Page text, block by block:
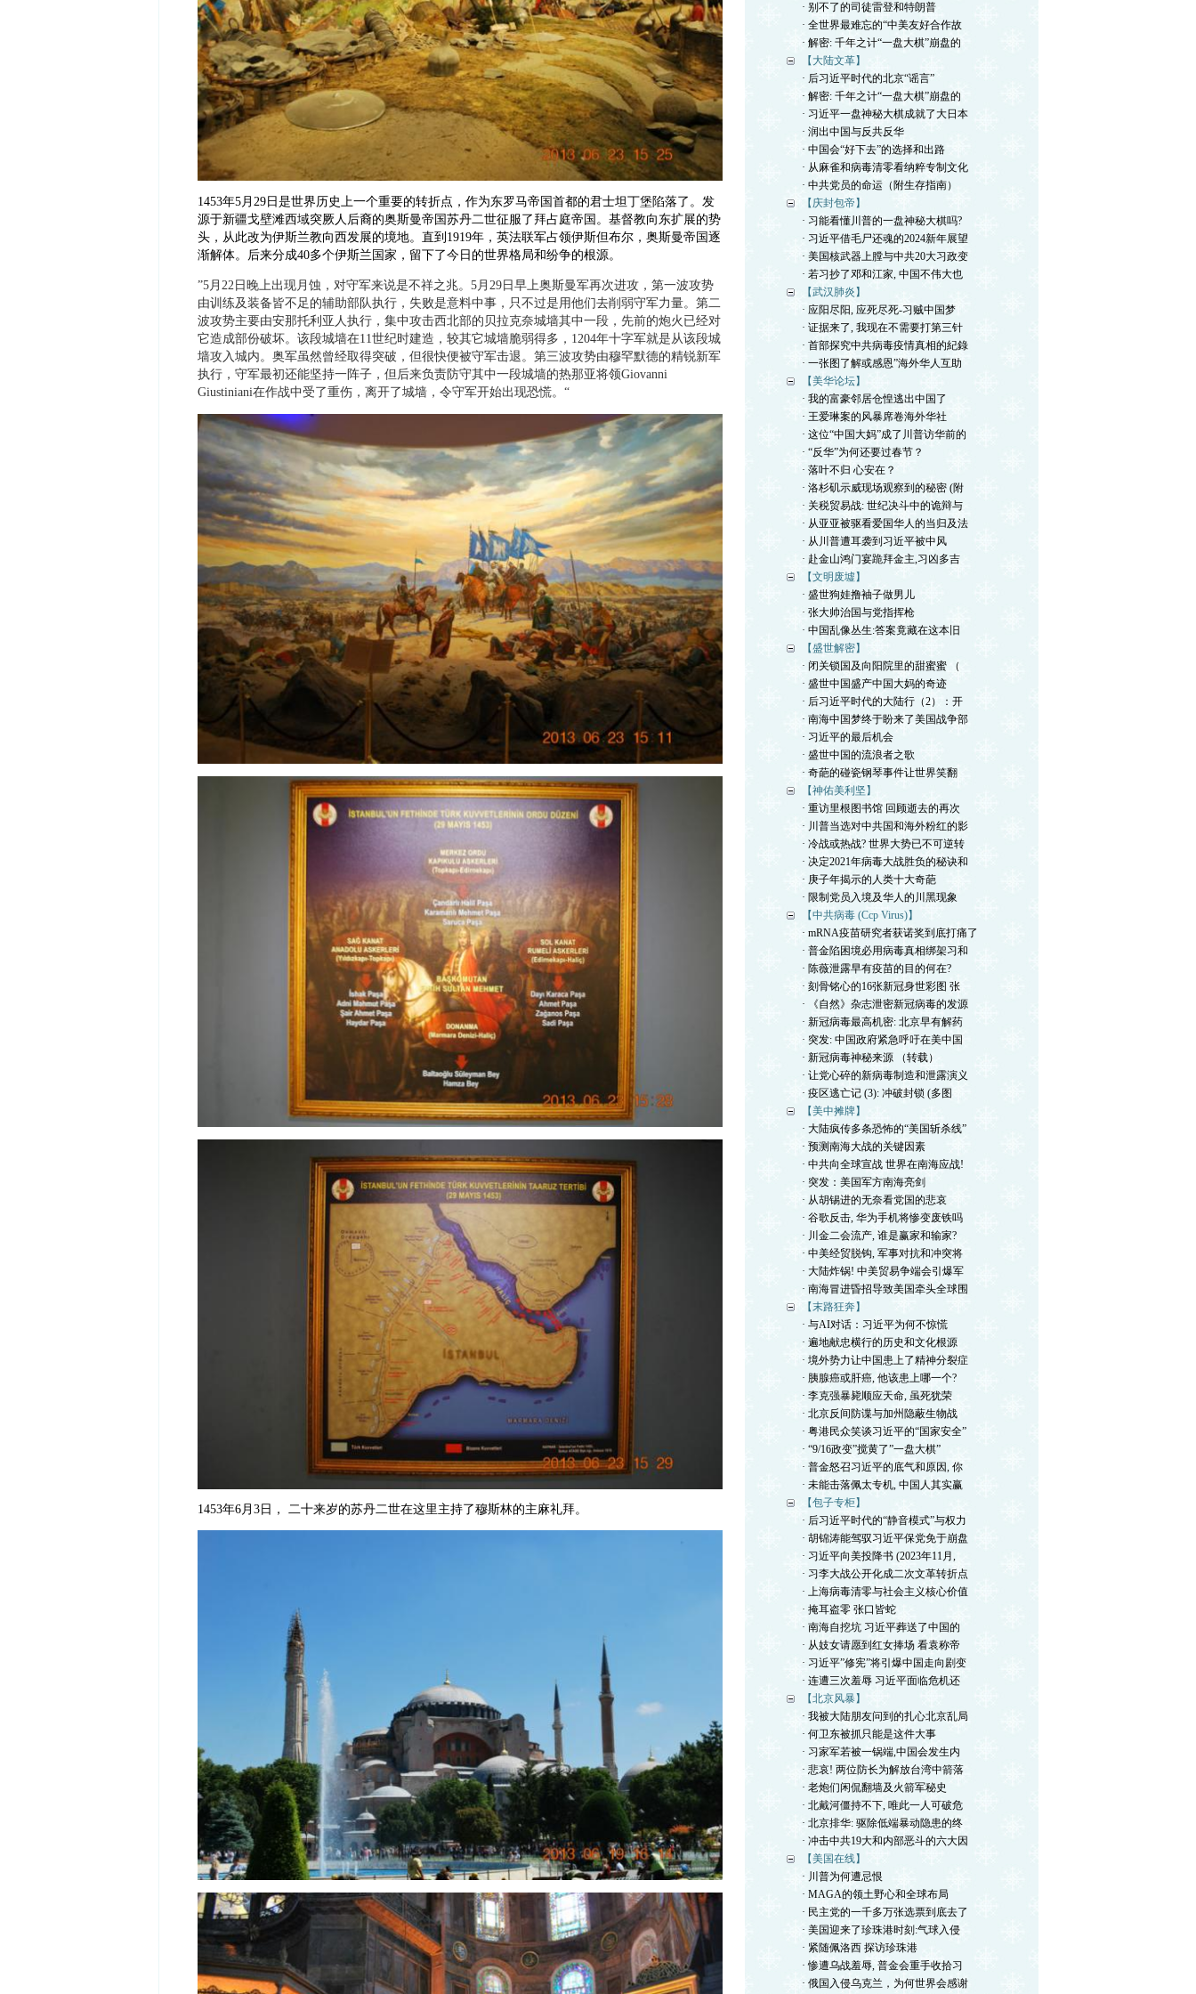
1453年5月 29日是世界历史上一个重要的转折点，作为东罗马帝国首都的君士坦丁堡陷落了。发
源于新疆戈壁滩西域突厥人后裔的奥斯曼帝国苏丹二世征服了拜占庭帝国。基督教向东扩展的势
头，从此改为伊斯兰教向西发展的境地。直到 1919年，英法联军占领伊斯但布尔，奥斯曼帝国逐
渐解体。后来分成40多个伊斯兰国家，留下了今日的世界格局和纷争的根源。
”5月 22 日晚上出现月蚀，对守军来说是不祥之兆。 5月 29日早上奥斯曼军再次进攻，第一波攻势
由训练及装备皆不足的辅助部队执行，失败是意料中事，只不过是用他们去削弱守军力量。第二
波攻势主要由安那托利亚人执行，集中攻击西北部的贝拉克奈城墙其中一段，先前的炮火已经对
它造成部份破坏。该段城墙在11 世纪时建造，较其它城墙脆弱得多， 1204年十字军就是从该段城
墙攻入城内。奥军虽然曾经取得突破，但很快便被守军击退。第三波攻势由穆罕默德的精锐新军
执行，守军最初还能坚持一阵子，但后来负责防守其中一段城墙的热那亚将领Giovanni
Giustiniani在作战中受了重伤，离开了城墙，令守军开始出现恐慌。 “
1453年6月 3日， 二十来岁的苏丹二世在这里主持了穆斯林的主麻礼拜。
· 别不了的司徒雷登和特朗普
· 全世界最难忘的“中美友好合作故
· 解密: 千年之计“一盘大棋”崩盘的
【大陆文革】
· 后习近平时代的北京“谣言”
· 解密: 千年之计“一盘大棋”崩盘的
· 习近平一盘神秘大棋成就了大日本
· 润出中国与反共反华
· 中国会“好下去”的选择和出路
· 从麻雀和病毒清零看纳粹专制文化
· 中共党员的命运（附生存指南）
【庆封包帝】
· 习能看懂川普的一盘神秘大棋吗?
· 习近平借毛尸还魂的2024新年展望
· 美国核武器上膛与中共20大习政变
· 若习抄了邓和江家, 中国不伟大也
【武汉肺炎】
· 应阳尽阳, 应死尽死-习贼中国梦
· 证据来了, 我现在不需要打第三针
· 首部探究中共病毒疫情真相的紀錄
· 一张图了解或感恩”海外华人互助
【美华论坛】
· 我的富豪邻居仓惶逃出中国了
· 王爱琳案的风暴席卷海外华社
· 这位“中国大妈”成了川普访华前的
· “反华”为何还要过春节？
· 落叶不归 心安在？
· 洛杉矶示威现场观察到的秘密 (附
· 关税贸易战: 世纪决斗中的诡辩与
· 从亚亚被驱看爱国华人的当归及法
· 从川普遭耳袭到习近平被中风
· 赴金山鸿门宴跪拜金主,习凶多吉
【文明废墟】
· 盛世狗娃撸袖子做男儿
· 张大帅治国与党指挥枪
· 中国乱像丛生:答案竟藏在这本旧
【盛世解密】
· 闭关锁国及向阳院里的甜蜜蜜 （
· 盛世中国盛产中国大妈的奇迹
· 后习近平时代的大陆行（2）：开
· 南海中国梦终于盼来了美国战争部
· 习近平的最后机会
· 盛世中国的流浪者之歌
· 奇葩的碰瓷钢琴事件让世界笑翻
【神佑美利坚】
· 重访里根图书馆 回顾逝去的再次
· 川普当选对中共国和海外粉红的影
· 冷战或热战? 世界大势已不可逆转
· 决定2021年病毒大战胜负的秘诀和
· 庚子年揭示的人类十大奇葩
· 限制党员入境及华人的川黑现象
【中共病毒 (Ccp Virus)】
· mRNA疫苗研究者获诺奖到底打痛了
· 普金陷困境必用病毒真相绑架习和
· 陈薇泄露早有疫苗的目的何在?
· 刻骨铭心的16张新冠身世彩图 张
· 《自然》杂志泄密新冠病毒的发源
· 新冠病毒最高机密: 北京早有解药
· 突发: 中国政府紧急呼吁在美中国
· 新冠病毒神秘来源 （转载）
· 让党心碎的新病毒制造和泄露演义
· 疫区逃亡记 (3): 冲破封锁 (多图
【美中摊牌】
· 大陆疯传多条恐怖的“美国斩杀线”
· 预测南海大战的关键因素
· 中共向全球宣战 世界在南海应战!
· 突发：美国军方南海亮剑
· 从胡锡进的无奈看党国的悲哀
· 谷歌反击, 华为手机将惨变废铁吗
· 川金二会流产, 谁是赢家和输家?
· 中美经贸脱钩, 军事对抗和冲突将
· 大陆炸锅! 中美贸易争端会引爆军
· 南海冒进昏招导致美国牵头全球围
【末路狂奔】
· 与AI对话：习近平为何不惊慌
· 遍地献忠横行的历史和文化根源
· 境外势力让中国患上了精神分裂症
· 胰腺癌或肝癌, 他该患上哪一个?
· 李克强暴毙顺应天命, 虽死犹荣
· 北京反间防谍与加州隐蔽生物战
· 粤港民众笑谈习近平的“国家安全”
· “9/16政变”搅黄了”一盘大棋”
· 普金怒召习近平的底气和原因, 你
· 未能击落佩太专机, 中国人其实赢
【包子专柜】
· 后习近平时代的“静音模式”与权力
· 胡锦涛能驾驭习近平保党免于崩盘
· 习近平向美投降书 (2023年11月,
· 习李大战公开化成二次文革转折点
· 上海病毒清零与社会主义核心价值
· 掩耳盗零 张口皆蛇
· 南海自挖坑 习近平葬送了中国的
· 从妓女请愿到红女捧场 看袁称帝
· 习近平”修宪”将引爆中国走向剧变
· 连遭三次羞辱 习近平面临危机还
【北京风暴】
· 我被大陆朋友问到的扎心北京乱局
· 何卫东被抓只能是这件大事
· 习家军若被一锅端,中国会发生内
· 悲哀! 两位防长为解放台湾中箭落
· 老炮们闲侃翻墙及火箭军秘史
· 北戴河僵持不下, 唯此一人可破危
· 北京排华: 驱除低端暴动隐患的终
· 冲击中共19大和内部恶斗的六大因
【美国在线】
· 川普为何遭忌恨
· MAGA的领土野心和全球布局
· 民主党的一千多万张选票到底去了
· 美国迎来了珍珠港时刻:气球入侵
· 紧随佩洛西 探访珍珠港
· 惨遭乌战羞辱, 普金会重手收拾习
· 俄国入侵乌克兰，为何世界会感谢